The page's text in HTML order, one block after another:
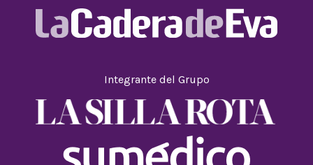
Integrante del Grupo